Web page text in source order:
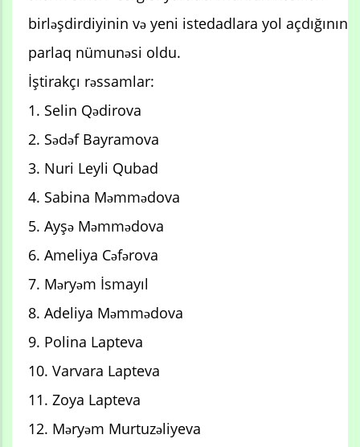
birləşdirdiyinin və yeni istedadlara yol açdığının
parlaq nümunəsi oldu.
İştirakçı rəssamlar:
1. Selin Qədirova
2. Sədəf Bayramova
3. Nuri Leyli Qubad
4. Sabina Məmmədova
5. Ayşə Məmmədova
6. Ameliya Cəfərova
7. Məryəm İsmayıl
8. Adeliya Məmmədova
9. Polina Lapteva
10. Varvara Lapteva
11. Zoya Lapteva
12. Məryəm Murtuzəliyeva